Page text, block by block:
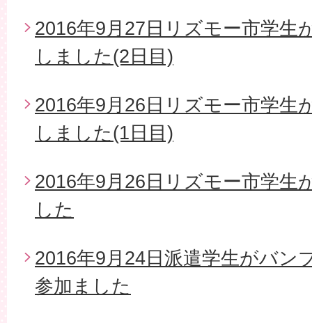
2016年9月27日リズモー市学生
しました(2日目)
2016年9月26日リズモー市学生
しました(1日目)
2016年9月26日リズモー市学生
した
2016年9月24日派遣学生がバン
参加ました